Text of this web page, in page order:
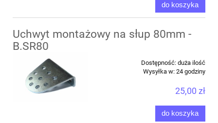
do koszyka
Uchwyt montażowy na słup 80mm -
B.SR80
Dostępność: duża ilość
Wysyłka w: 24 godziny
25,00 zł
do koszyka